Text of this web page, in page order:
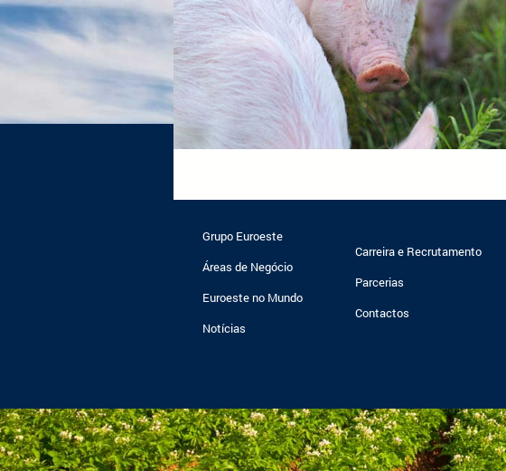
Grupo Euroeste
Áreas de Negócio
Euroeste no Mundo
Notícias
Carreira e Recrutamento
Parcerias
Contactos